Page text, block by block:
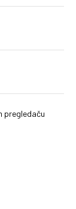
pregledaču